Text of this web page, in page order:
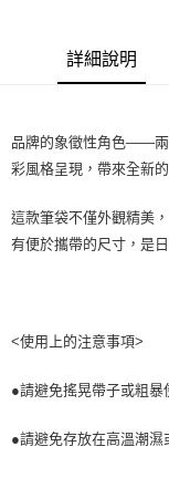
台灣樂天信用卡公司
測試中請勿選取(全家)
每筆NT$9,999
每筆NT$9,999
每筆NT$80，滿
詳細說明
品牌的象徵性角色——兩
彩風格呈現，帶來全新的
這款筆袋不僅外觀精美
有便於攜帶的尺寸，是
<使用上的注意事項>
●請避免搖晃帶子或粗暴
●請避免存放在高溫潮濕